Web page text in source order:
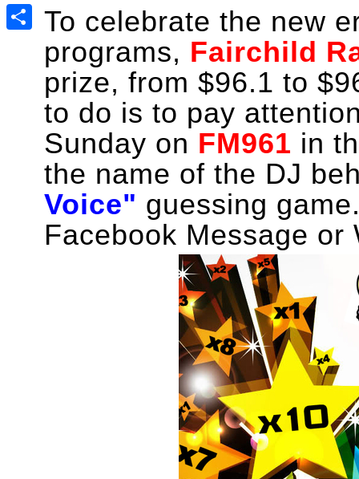
PinterestTo celebrate the new
programs, Fairchild
prize, from $96.1 to
to do is to pay
Sunday on FM961 in
the name of the DJ
Voice" guessing
Facebook Message